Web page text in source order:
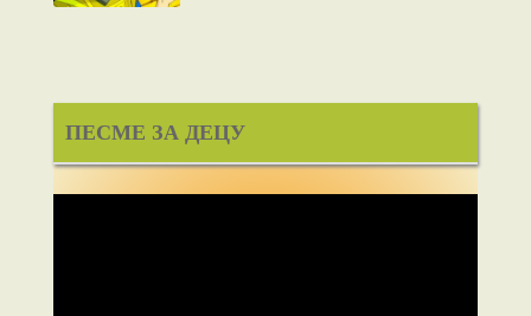
ПЕСМЕ ЗА ДЕЦУ